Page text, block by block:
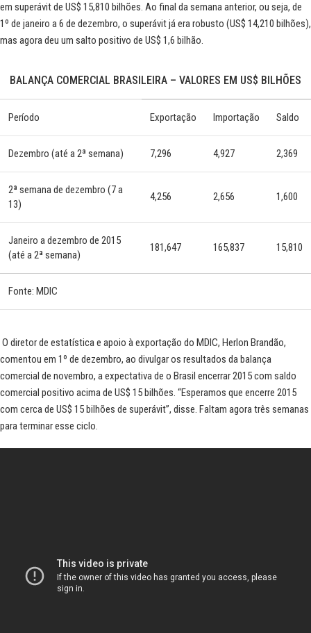
em superávit de US$ 15,810 bilhões. Ao final da semana anterior, ou seja, de
1º de janeiro a 6 de dezembro, o superávit já era robusto (US$ 14,210 bilhões),
mas agora deu um salto positivo de US$ 1,6 bilhão.
BALANÇA COMERCIAL BRASILEIRA – VALORES EM US$ BILHÕES
Período Exportação Importação Saldo
Dezembro (até a 2ª semana) 7,296 4,927 2,369
2ª semana de dezembro (7 a
13)
4,256 2,656 1,600
Janeiro a dezembro de 2015
(até a 2ª semana)
181,647 165,837 15,810
Fonte: MDIC
O diretor de estatística e apoio à exportação do MDIC, Herlon Brandão,
comentou em 1º de dezembro, ao divulgar os resultados da balança
comercial de novembro, a expectativa de o Brasil encerrar 2015 com saldo
comercial positivo acima de US$ 15 bilhões. “Esperamos que encerre 2015
com cerca de US$ 15 bilhões de superávit”, disse. Faltam agora três semanas
para terminar esse ciclo.